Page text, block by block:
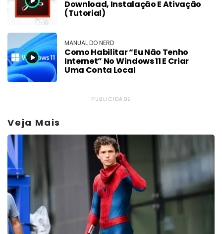
Download, Instalação E Ativação
(Tutorial)
MANUAL DO NERD
Como Habilitar “Eu Não Tenho
Internet” No Windows 11 E Criar
Uma Conta Local
PUBLICIDADE
Veja Mais